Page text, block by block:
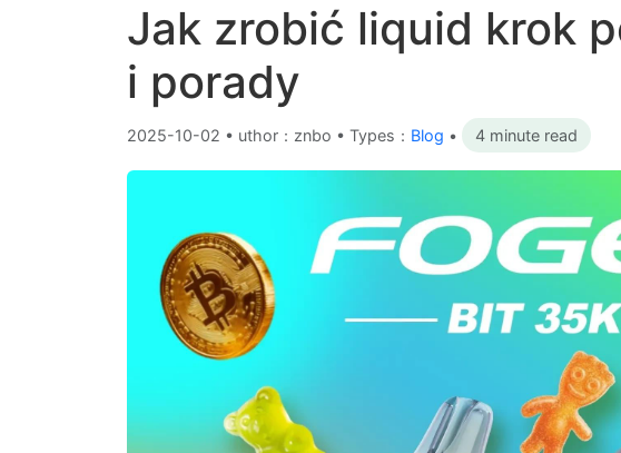
Jak zrobić liquid krok
i porady
2025-10-02 • uthor：znbo • Types： Blog • 4 minute read